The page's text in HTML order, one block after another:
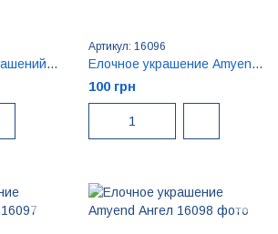
Набор елочных украшений Three Bananas Европейское Рождество
Артикул: 16096
Елочное украшение Amyend Звездное
100 грн